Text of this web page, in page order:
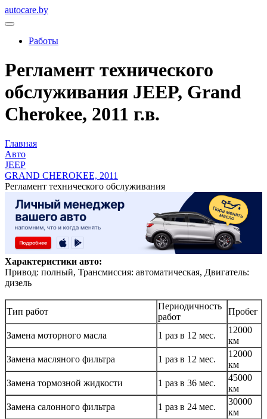
autocare.by
Работы
Регламент технического
обслуживания JEEP, Grand
Cherokee, 2011 г.в.
Главная
Авто
JEEP
GRAND CHEROKEE, 2011
Регламент технического обслуживания
Характеристики авто:
Привод: полный, Трансмиссия: автоматическая, Двигатель:
дизель
Тип работ
Периодичность
работ
Пробег
Замена моторного масла 1 раз в 12 мес.
12000
км
Замена масляного фильтра
1 раз в 12 мес.
12000
км
Замена тормозной жидкости
1 раз в 36 мес.
45000
км
Замена салонного фильтра
1 раз в 24 мес.
30000
км